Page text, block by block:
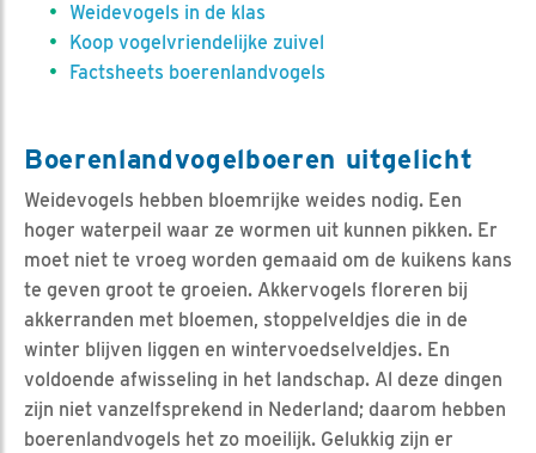
Weidevogels in de klas
Koop vogelvriendelijke zuivel
Factsheets boerenlandvogels
Boerenlandvogelboeren uitgelicht
Weidevogels hebben bloemrijke weides nodig. Een
hoger waterpeil waar ze wormen uit kunnen pikken. Er
moet niet te vroeg worden gemaaid om de kuikens kans
te geven groot te groeien. Akkervogels floreren bij
akkerranden met bloemen, stoppelveldjes die in de
winter blijven liggen en wintervoedselveldjes. En
voldoende afwisseling in het landschap. Al deze dingen
zijn niet vanzelfsprekend in Nederland; daarom hebben
boerenlandvogels het zo moeilijk. Gelukkig zijn er